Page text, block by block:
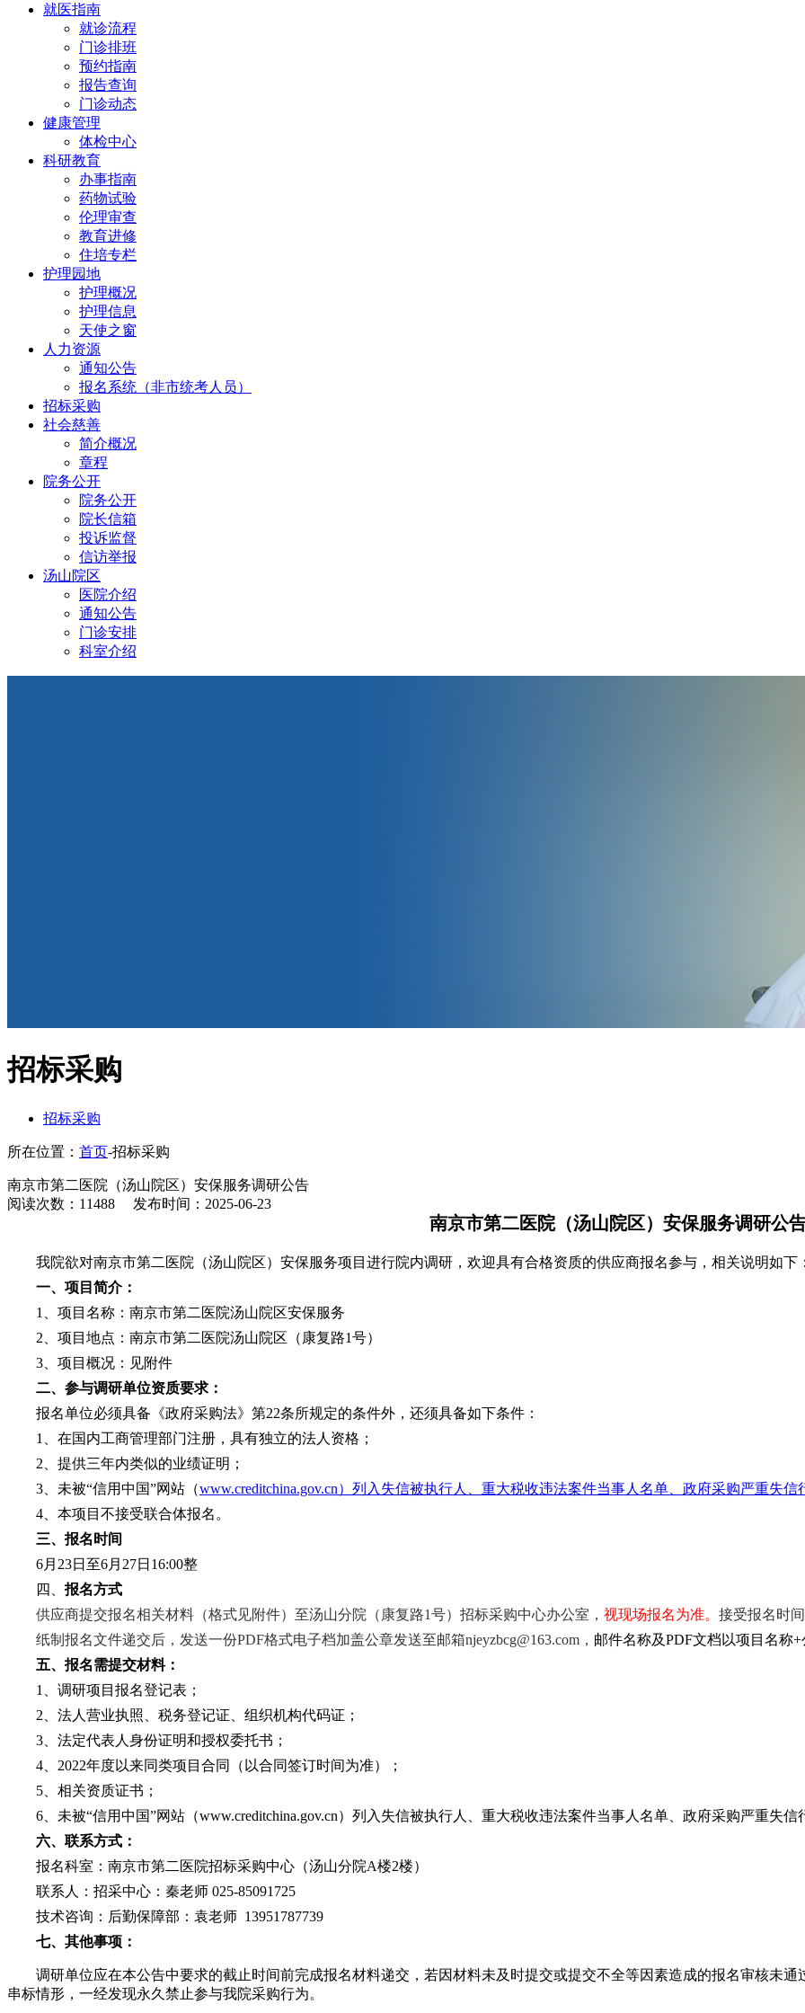
就医指南
就诊流程
门诊排班
预约指南
报告查询
门诊动态
健康管理
体检中心
科研教育
办事指南
药物试验
伦理审查
教育进修
住培专栏
护理园地
护理概况
护理信息
天使之窗
人力资源
通知公告
报名系统（非市统考人员）
招标采购
社会慈善
简介概况
章程
院务公开
院务公开
院长信箱
投诉监督
信访举报
汤山院区
医院介绍
通知公告
门诊安排
科室介绍
招标采购
招标采购
所在位置： 首页-招标采购
南京市第二医院（汤山院区）安保服务调研公告
阅读次数：11488
发布时间：2025-06-23
南京市第二医院（汤山院区）安保服务调研公
我院欲对南京市第二医院（汤山院区）安保服务项目进行院内调研，欢迎具有合格资质的供应商报名参与，相关说明如下：
一、项目简介：
1、项目名称：南京市第二医院汤山院区安保服务
2、项目地点：南京市第二医院汤山院区（康复路1号）
3、项目概况：见附件
二、参与调研单位资质要求：
报名单位必须具备《政府采购法》第22条所规定的条件外，还须具备如下条件：
1、在国内工商管理部门注册，具有独立的法人资格；
2、提供三年内类似的业绩证明；
3、未被“信用中国”网站（www.creditchina.gov.cn）列入失信被执行人、重大税收违法案件当事人名单、政府采购严重失信
4 、本项目不接受联合体报名。
三、报名时间
6月23日至6月27日16:00整
四、 报名方式
供应商提交报名相关材料（格式见附件）至汤山分院（康复路1号）招标采购中心办公室， 视现场报名为准。 接受报名时
纸制报名文件递交后， 发送一份PDF格式电子档加盖公章发送至邮箱njeyzbcg@163.com， 邮件名称及PDF文档以项目名称
五、报名需提交材料：
1、调研项目报名登记表；
2、法人营业执照、税务登记证、组织机构代码证；
3、法定代表人身份证明和授权委托书；
4、2022年度以来同类项目合同（以合同签订时间为准）；
5、相关资质证书；
6、未被“信用中国”网站（www.creditchina.gov.cn）列入失信被执行人、重大税收违法案件当事人名单、政府采购严重失
六、联系方式：
报名科室：南京市第二医院招标采购中心（汤山分院A楼2楼）
联系人：招采中心：秦老师 025-85091725
技术咨询：后勤保障部：袁老师 13951787739
七、其他事项：
调研单位应在本公告中要求的截止时间前完成报名材料递交，若因材料未及时提交或提交不全等因素造成的报名审核未
串标情形，一经发现永久禁止参与我院采购行为。